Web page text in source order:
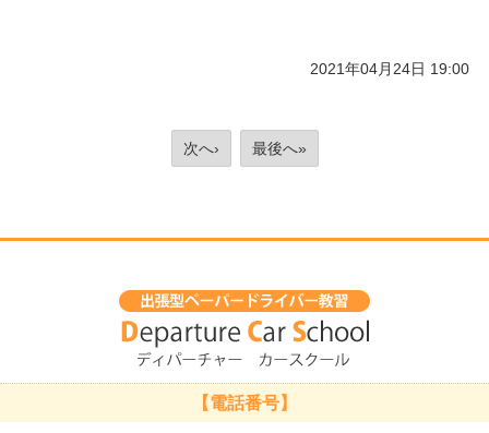
2021年04月24日 19:00
次へ› 最後へ»
【電話番号】